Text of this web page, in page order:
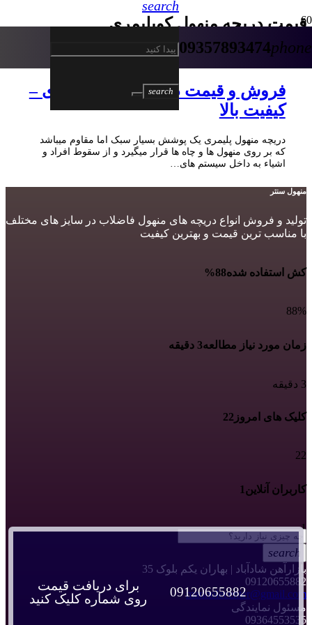
09357893474phone
search
search
قیمت دریچه منهول کوپلیمری
فروش و قیمت دریچه منهول پلیمری –
کیفیت بالا
دریچه منهول پلیمری یک پوشش بسیار سبک اما مقاوم میباشد
که بر روی منهول ها و چاه ها قرار میگیرد و از سقوط افراد و
اشیاء به داخل سیستم های…
منهول سنتر
تولید و فروش انواع دریچه های منهول فاضلاب در سایز های مختلف
با مناسب ترین قیمت و بهترین کیفیت
کش استفاده شده88%
88%
زمان مورد نیاز مطالعه3 دقیقه
3 دقیقه
کلیک های امروز 22
22
کاربران آنلاین 1
1
search
بازارآهن شادآباد | بهاران یکم بلوک 35
09120655882
manholecenter@gmail.com
مسئول نمایندگی
09364553535
09120655882
برای دریافت قیمت
روی شماره کلیک کنید